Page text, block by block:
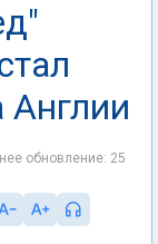
Англии
обновление: 25